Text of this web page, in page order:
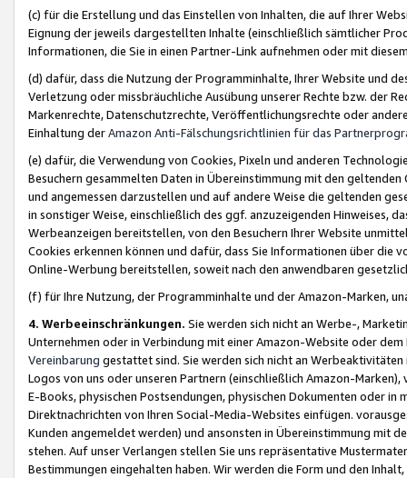
(c) für die Erstellung und das Einstellen von Inhalten, die auf Ihrer
Eignung der jeweils dargestellten Inhalte (einschließlich sämtlicher
Informationen, die Sie in einen Partner-Link aufnehmen oder mit
(d) dafür, dass die Nutzung der Programminhalte, Ihrer Website und
Verletzung oder missbräuchliche Ausübung unserer Rechte bzw. der
Markenrechte, Datenschutzrechte, Veröffentlichungsrechte oder
Einhaltung derAmazon Anti-Fälschungsrichtlinien für das
(e) dafür, die Verwendung von Cookies, Pixeln und anderen
Besuchern gesammelten Daten in Übereinstimmung mit den
und angemessen darzustellen und auf andere Weise die geltenden
in sonstiger Weise, einschließlich des ggf. anzuzeigenden Hinweises,
Werbeanzeigen bereitstellen, von den Besuchern Ihrer Website
Cookies erkennen können und dafür, dass Sie Informationen über die
Online-Werbung bereitstellen, soweit nach den anwendbaren
(f) für Ihre Nutzung, der Programminhalte und der Amazon-Marken,
4. Werbeeinschränkungen. Sie werden sich nicht an Werbe-,
Unternehmen oder in Verbindung mit einer Amazon-Website oder
Vereinbarung gestattet sind. Sie werden sich nicht an
Logos von uns oder unseren Partnern (einschließlich Amazon-
E-Books, physischen Postsendungen, physischen Dokumenten oder in
Direktnachrichten von Ihren Social-Media-Websites einfügen.
Kunden angemeldet werden) und ansonsten in Übereinstimmung mit
stehen. Auf unser Verlangen stellen Sie uns repräsentative
Bestimmungen eingehalten haben. Wir werden die Form und den